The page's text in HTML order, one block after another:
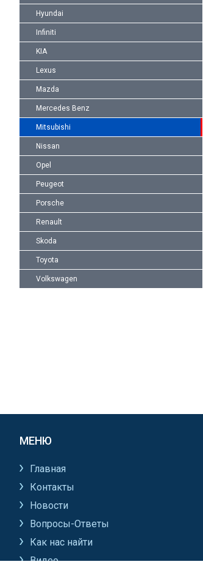
Hyundai
Infiniti
KIA
Lexus
Mazda
Mercedes Benz
Mitsubishi
Nissan
Opel
Peugeot
Porsche
Renault
Skoda
Toyota
Volkswagen
МЕНЮ
Главная
Контакты
Новости
Вопросы-Ответы
Как нас найти
Видео